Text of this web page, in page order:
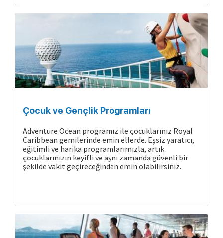
Çocuk ve Gençlik Programları
Adventure Ocean programız ile çocuklarınız Royal
Caribbean gemilerinde emin ellerde. Eşsiz yaratıcı,
eğitimli ve harika programlarımızla, artık
çocuklarınızın keyifli ve aynı zamanda güvenli bir
şekilde vakit geçireceğinden emin olabilirsiniz.